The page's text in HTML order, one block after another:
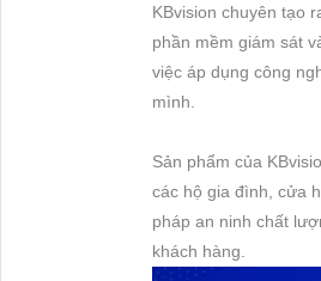
KBvision chuyên tạo
phần mềm giám sát
việc áp dụng công
mình.
Sản phẩm của
các hộ gia đình, cửa
pháp an ninh chất
khách hàng.